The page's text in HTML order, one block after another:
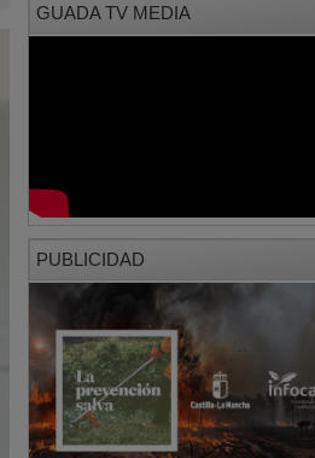
GUADA TV MEDIA
PUBLICIDAD